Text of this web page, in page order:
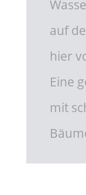
auf
hier
Eine
mit